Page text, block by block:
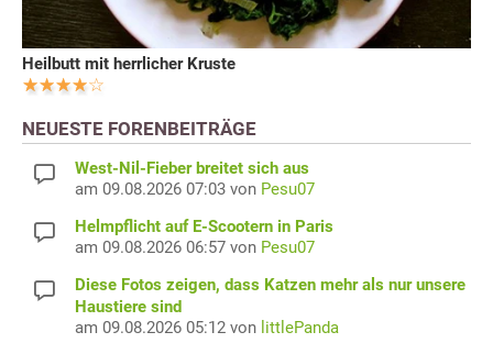
Heilbutt mit herrlicher Kruste
NEUESTE FORENBEITRÄGE
West-Nil-Fieber breitet sich aus
am 09.08.2026 07:03 von Pesu07
Helmpflicht auf E-Scootern in Paris
am 09.08.2026 06:57 von Pesu07
Diese Fotos zeigen, dass Katzen mehr als nur unsere
Haustiere sind
am 09.08.2026 05:12 von littlePanda